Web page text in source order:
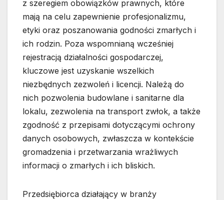
z szeregiem obowiązków prawnych, które
mają na celu zapewnienie profesjonalizmu,
etyki oraz poszanowania godności zmarłych i
ich rodzin. Poza wspomnianą wcześniej
rejestracją działalności gospodarczej,
kluczowe jest uzyskanie wszelkich
niezbędnych zezwoleń i licencji. Należą do
nich pozwolenia budowlane i sanitarne dla
lokalu, zezwolenia na transport zwłok, a także
zgodność z przepisami dotyczącymi ochrony
danych osobowych, zwłaszcza w kontekście
gromadzenia i przetwarzania wrażliwych
informacji o zmarłych i ich bliskich.
Przedsiębiorca działający w branży